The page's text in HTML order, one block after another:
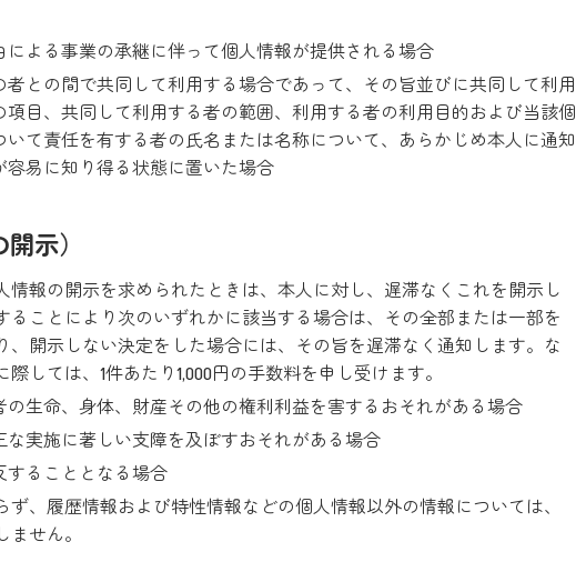
による事業の承継に伴って個人情報が提供される場合
者との間で共同して利用する場合であって、その旨並びに共同して利用
項目、共同して利用する者の範囲、利用する者の利用目的および当該個
いて責任を有する者の氏名または名称について、あらかじめ本人に通知
容易に知り得る状態に置いた場合
示）
情報の開示を求められたときは、本人に対し、遅滞なくこれを開示し
ることにより次のいずれかに該当する場合は、その全部または一部を
、開示しない決定をした場合には、その旨を遅滞なく通知します。な
しては、1件あたり1,000円の手数料を申し受けます。
の生命、身体、財産その他の権利利益を害するおそれがある場合
な実施に著しい支障を及ぼすおそれがある場合
することとなる場合
、履歴情報および特性情報などの個人情報以外の情報については、
せん。